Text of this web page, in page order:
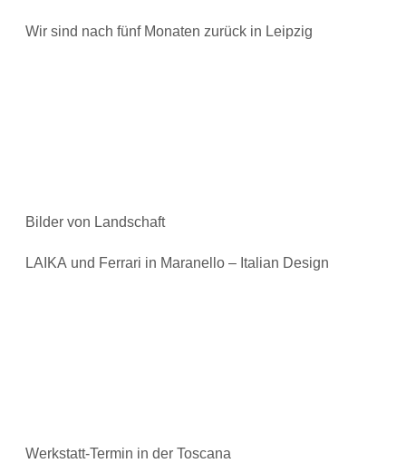
Wir sind nach fünf Monaten zurück in Leipzig
Bilder von Landschaft
LAIKA und Ferrari in Maranello – Italian Design
Werkstatt-Termin in der Toscana